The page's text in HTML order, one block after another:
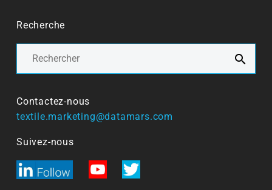
Recherche
Contactez-nous
textile.marketing@datamars.com
Suivez-nous